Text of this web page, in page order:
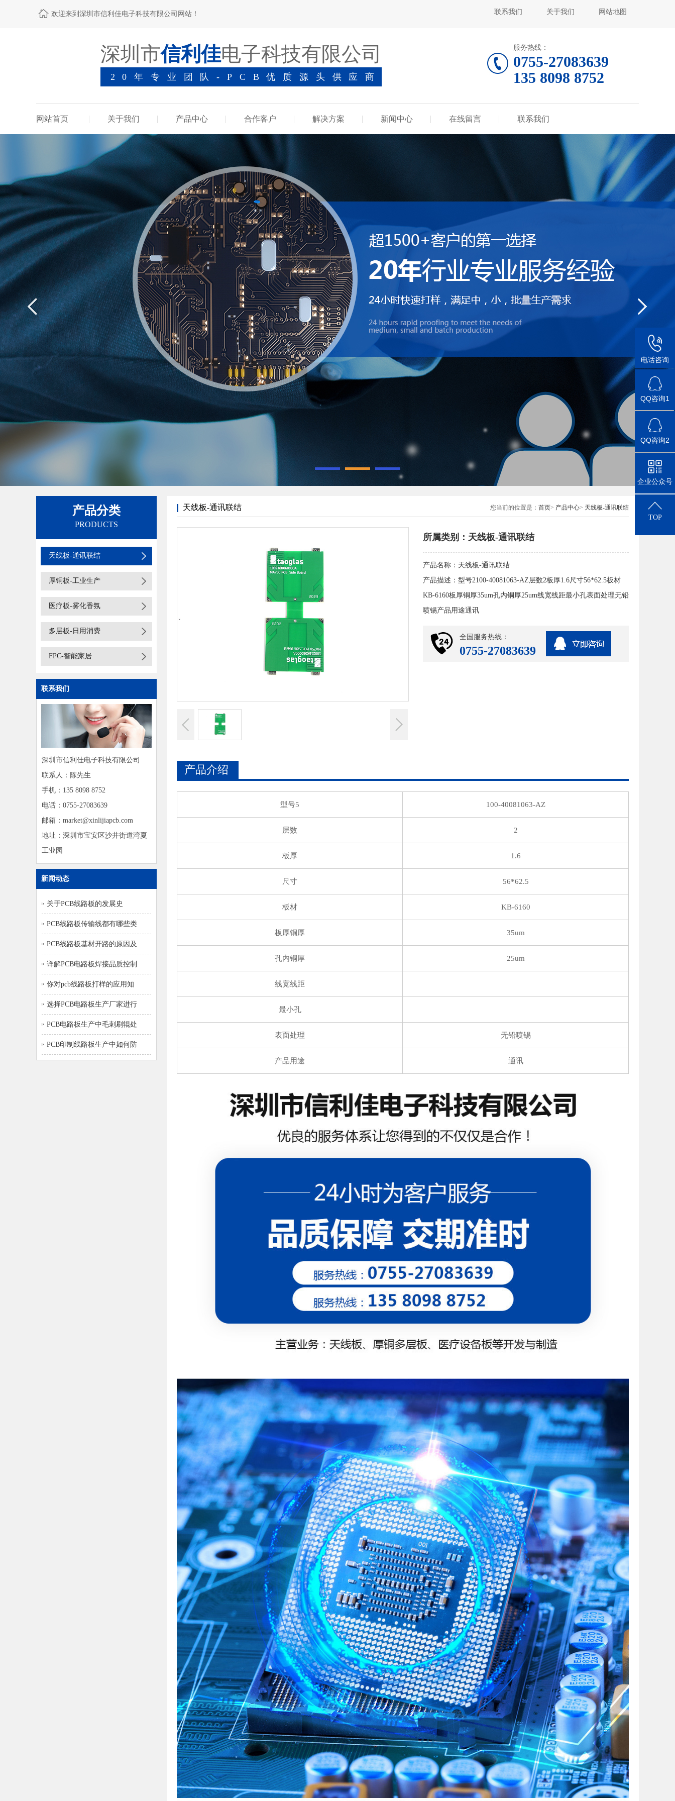
欢迎来到深圳市信利佳电子科技有限公司网站！ 联系我们 关于我们 网站地图
深圳市信利佳电子科技有限公司
20年专业团队-PCB优质源头供应商
服务热线：
0755-27083639
135 8098 8752
网站首页 关于我们 产品中心 合作客户 解决方案 新闻中心 在线留言 联系我们
产品分类
PRODUCTS
天线板-通讯联结
厚铜板-工业生产
医疗板-雾化香氛
多层板-日用消费
FPC-智能家居
联系我们
深圳市信利佳电子科技有限公司
联系人：陈先生
手机：135 8098 8752
电话：0755-27083639
邮箱：market@xinlijiapcb.com
地址：深圳市宝安区沙井街道湾夏
工业园
新闻动态
关于PCB线路板的发展史
PCB线路板传输线都有哪些类
PCB线路板基材开路的原因及
详解PCB电路板焊接品质控制
你对pcb线路板打样的应用知
选择PCB电路板生产厂家进行
PCB电路板生产中毛刺刷辊处
PCB印制线路板生产中如何防
天线板-通讯联结 您当前的位置是： 首页> 产品中心> 天线板-通讯联结
所属类别：天线板-通讯联结
产品名称： 天线板-通讯联结
产品描述： 型号2100-40081063-AZ层数2板厚1.6尺寸56*62.5板材
KB-6160板厚铜厚35um孔内铜厚25um线宽线距最小孔表面处理无铅
喷锡产品用途通讯
全国服务热线：
0755-27083639
产品介绍
型号5 100-40081063-AZ
层数 2
板厚 1.6
尺寸 56*62.5
板材 KB-6160
板厚铜厚 35um
孔内铜厚 25um
线宽线距
最小孔
表面处理 无铅喷锡
产品用途 通讯
电话咨询
QQ咨询1
QQ咨询2
企业公众号
TOP